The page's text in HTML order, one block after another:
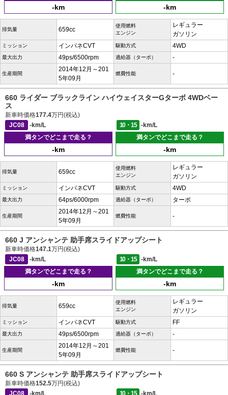
-km -km
排気量 659cc
使用燃料
エンジン
レギュラー
ガソリン
ミッション インパネCVT 駆動方式 4WD
最大出力 49ps/6500rpm 過給器（ターボ） -
生産期間
2014年12月～201
5年09月
燃費性能 -
660 ライダー ブラックライン ハイウェイスターGターボ 4WDベー
ス
新車時価格177.4万円(税込)
JC08
-km/L 10・15
-km/L
満タンでどこまで走る？
-km
満タンでどこまで走る？
-km
排気量 659cc
使用燃料
エンジン
レギュラー
ガソリン
ミッション インパネCVT 駆動方式 4WD
最大出力 64ps/6000rpm 過給器（ターボ） ターボ
生産期間
2014年12月～201
5年09月
燃費性能 -
660 J アンシャンテ 助手席スライドアップシート
新車時価格147.1万円(税込)
JC08
-km/L 10・15
-km/L
満タンでどこまで走る？
-km
満タンでどこまで走る？
-km
排気量 659cc
使用燃料
エンジン
レギュラー
ガソリン
ミッション インパネCVT 駆動方式 FF
最大出力 49ps/6500rpm 過給器（ターボ） -
生産期間
2014年12月～201
5年09月
燃費性能 -
660 S アンシャンテ 助手席スライドアップシート
新車時価格152.5万円(税込)